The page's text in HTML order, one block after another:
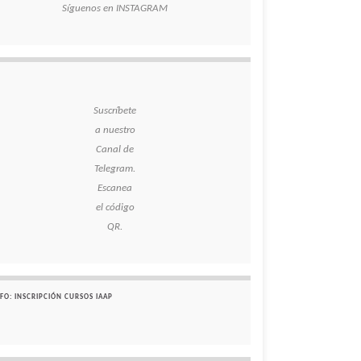
Síguenos en INSTAGRAM
Suscríbete
a nuestro
Canal de
Telegram.
Escanea
el código
QR.
INSCRIPCIÓN CURSOS IAAP